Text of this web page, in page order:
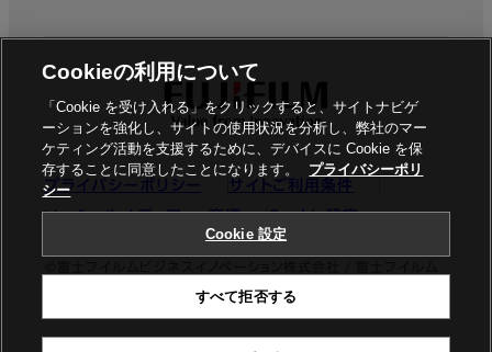
プライバシーポリシー
サイトご利用条件
ソーシャルメディア
商標 Cookie設定
ビジネスイノベーションジャパン株式会社
Cookieの利用について
「Cookie を受け入れる」をクリックすると、サイトナビゲ
ーションを強化し、サイトの使用状況を分析し、弊社のマー
ケティング活動を支援するために、デバイスに Cookie を保
存することに同意したことになります。
プライバシーポリ
シー
Cookie 設定
すべて拒否する